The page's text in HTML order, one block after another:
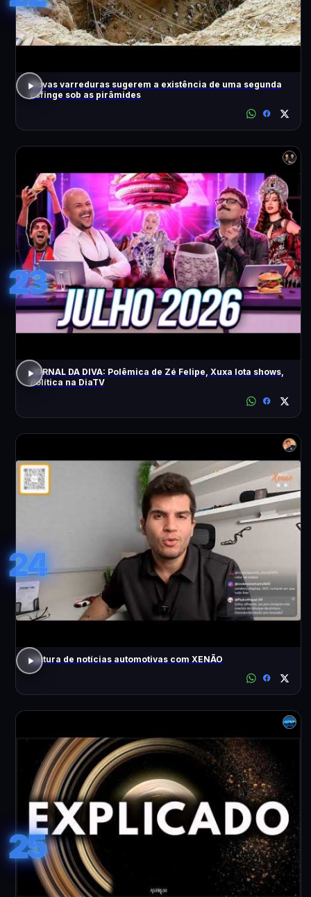
Novas varreduras sugerem a existência de uma segunda
Esfinge sob as pirâmides
23
JORNAL DA DIVA: Polêmica de Zé Felipe, Xuxa lota shows,
Política na DiaTV
24
Leitura de notícias automotivas com XENÃO
25